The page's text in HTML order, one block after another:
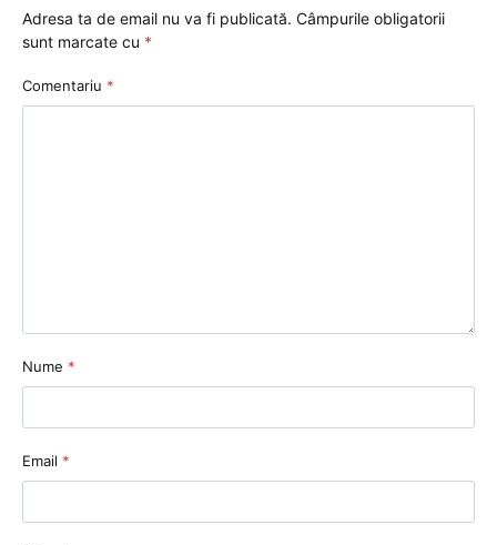
Adresa ta de email nu va fi publicată. Câmpurile obligatorii
sunt marcate cu *
Comentariu *
Nume *
Email *